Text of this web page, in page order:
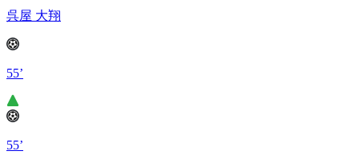
呉屋 大翔
55’
55’